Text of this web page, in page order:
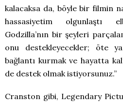
kalacaksa da, böyle bir filmin
hassasiyetim olgunlaştı
Godzilla’nın bir şeyleri
onu destekleyecekler; öte
bağlantı kurmak ve hayatta
de destek olmak istiyorsunuz.”
Cranston gibi, Legendary